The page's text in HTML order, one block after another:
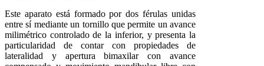
Este aparato está formado por dos férulas unidas
entre sí mediante un tornillo que permite un avance
milimétrico controlado de la inferior, y presenta la
particularidad de contar con propiedades de
lateralidad y apertura bimaxilar con avance